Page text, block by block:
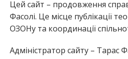
Цей сайт – продовження
Фасолі. Це місце публікації
ОЗОНу та координації
Адміністратор сайту – Тарас